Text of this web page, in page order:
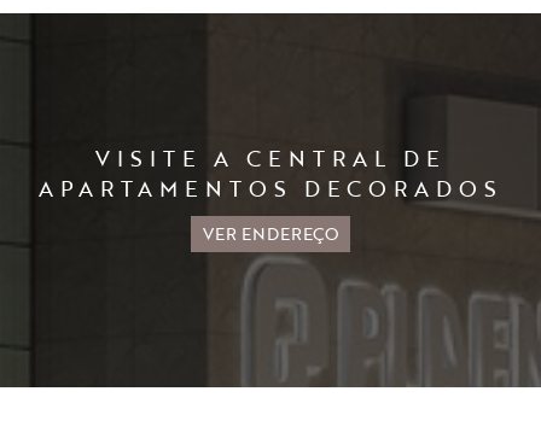
VISITE A CENTRAL DE
APARTAMENTOS DECORADOS
VER ENDEREÇO